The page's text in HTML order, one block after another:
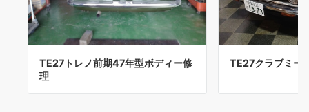
TE27トレノ前期47年型ボディー修
理
TE27クラブミー